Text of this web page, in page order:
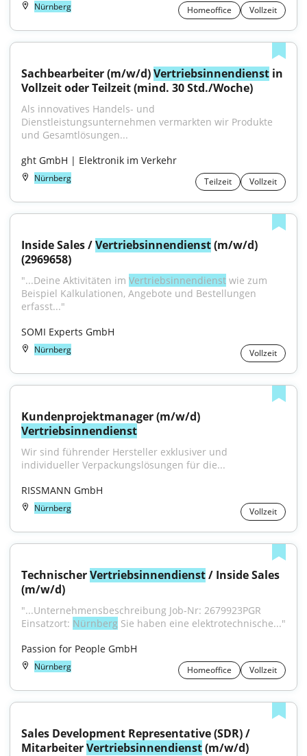
Nürnberg Homeoffice Vollzeit
Sachbearbeiter (m/w/d) Vertriebsinnendienst in
Vollzeit oder Teilzeit (mind. 30 Std./Woche)
Als innovatives Handels- und
Dienstleistungsunternehmen vermarkten wir Produkte
und Gesamtlösungen...
ght GmbH | Elektronik im Verkehr
Nürnberg Teilzeit Vollzeit
Inside Sales / Vertriebsinnendienst (m/w/d)
(2969658)
"...Deine Aktivitäten im Vertriebsinnendienst wie zum
Beispiel Kalkulationen, Angebote und Bestellungen
erfasst..."
SOMI Experts GmbH
Nürnberg Vollzeit
Vertriebsinnendienst
Wir sind führender Hersteller exklusiver und
individueller Verpackungslösungen für die...
RISSMANN GmbH
Nürnberg Vollzeit
Technischer Vertriebsinnendienst / Inside Sales
(m/w/d)
"...Unternehmensbeschreibung Job-Nr: 2679923PGR
Einsatzort: Nürnberg Sie haben eine elektrotechnische..."
Passion for People GmbH
Nürnberg Homeoffice Vollzeit
Sales Development Representative (SDR) /
Mitarbeiter Vertriebsinnendienst (m/w/d)